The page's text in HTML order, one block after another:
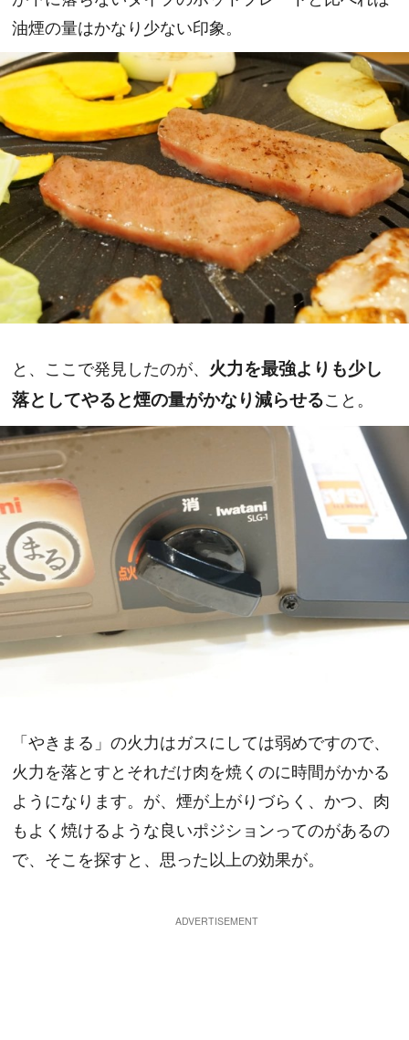
油煙の量はかなり少ない印象。
と、ここで発見したのが、 火力を最強よりも少し
落としてやると煙の量がかなり減らせること。
「やきまる」の火力はガスにしては弱めですので、
火力を落とすとそれだけ肉を焼くのに時間がかかる
ようになります。が、煙が上がりづらく、かつ、肉
もよく焼けるような良いポジションってのがあるの
で、そこを探すと、思った以上の効果が。